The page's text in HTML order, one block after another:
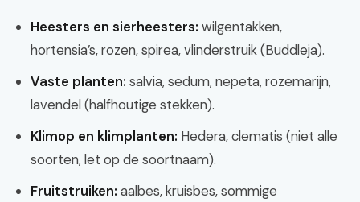
Heesters en sierheesters: wilgentakken,
hortensia’s, rozen, spirea, vlinderstruik (Buddleja).
Vaste planten: salvia, sedum, nepeta, rozemarijn,
lavendel (halfhoutige stekken).
Klimop en klimplanten: Hedera, clematis (niet alle
soorten, let op de soortnaam).
Fruitstruiken: aalbes, kruisbes, sommige